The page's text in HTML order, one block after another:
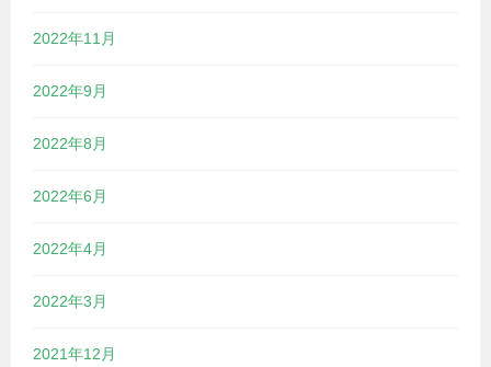
2022年11月
2022年9月
2022年8月
2022年6月
2022年4月
2022年3月
2021年12月